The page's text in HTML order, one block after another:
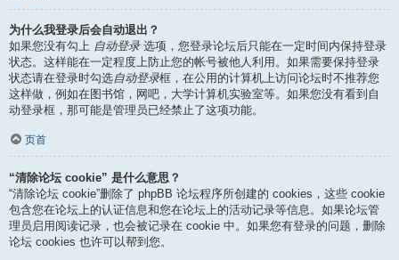
为什么我登录后会自动退出？
如果您没有勾上 自动登录选项，您登录论坛后只能在一定时间内保持登录
状态。这样能在一定程度上防止您的帐号被他人利用。如果需要保持登录
状态请在登录时勾选自动登录框，在公用的计算机上访问论坛时不推荐您
这样做，例如在图书馆，网吧，大学计算机实验室等。如果您没有看到自
动登录框，那可能是管理员已经禁止了这项功能。
页首
“清除论坛 cookie” 是什么意思？
“清除论坛 cookie”删除了 phpBB 论坛程序所创建的 cookies，这些 cookie
包含您在论坛上的认证信息和您在论坛上的活动记录等信息。如果论坛管
理员启用阅读记录，也会被记录在 cookie 中。如果您有登录的问题，删除
论坛 cookies 也许可以帮到您。